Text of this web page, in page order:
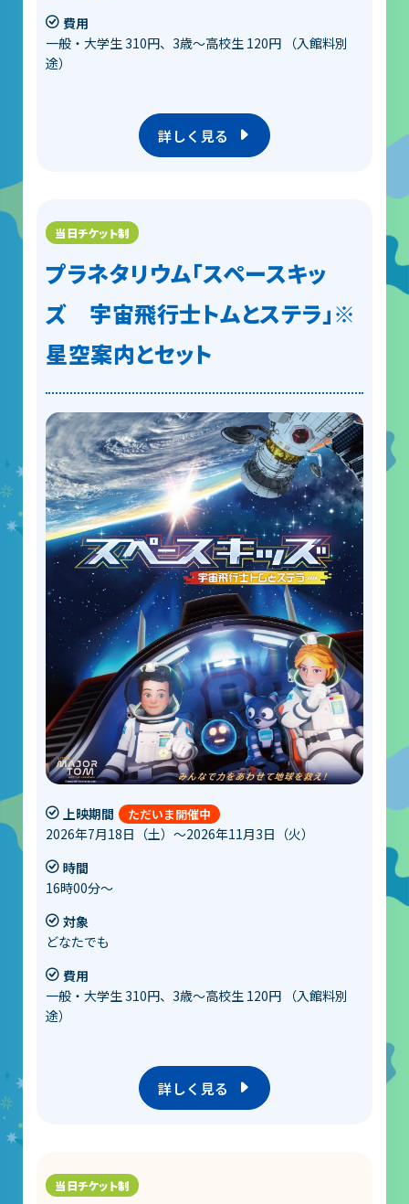
費用
一般・大学生 310円、3歳～高校生 120円 （入館料別
途）
詳しく見る
プラネタリウム「スペースキッ
ズ 宇宙飛行士トムとステラ」※
星空案内とセット
上映期間
2026年7月18日（土）～2026年11月3日（火）
時間
16時00分～
対象
どなたでも
費用
一般・大学生 310円、3歳～高校生 120円 （入館料別
途）
詳しく見る